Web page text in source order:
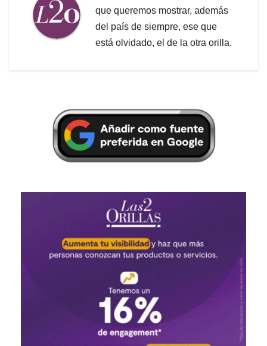
que queremos mostrar, además
del país de siempre, ese que
está olvidado, el de la otra orilla.